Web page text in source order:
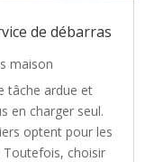
de débarras
maison
tâche ardue et
en charger seul.
optent pour les
Toutefois, choisir